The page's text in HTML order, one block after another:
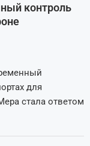
контроль
для
стала ответом